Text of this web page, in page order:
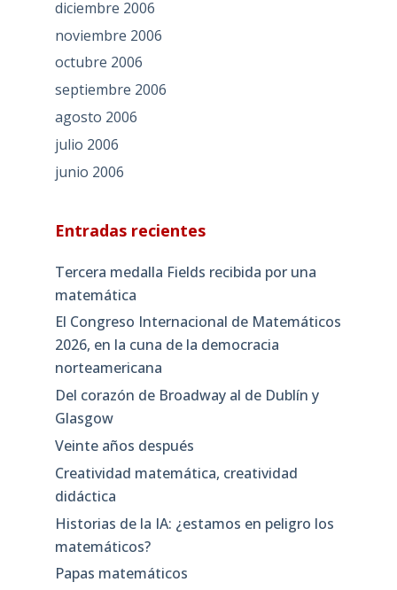
diciembre 2006
noviembre 2006
octubre 2006
septiembre 2006
agosto 2006
julio 2006
junio 2006
Entradas recientes
Tercera medalla Fields recibida por una
matemática
El Congreso Internacional de Matemáticos
2026, en la cuna de la democracia
norteamericana
Del corazón de Broadway al de Dublín y
Glasgow
Veinte años después
Creatividad matemática, creatividad
didáctica
Historias de la IA: ¿estamos en peligro los
matemáticos?
Papas matemáticos